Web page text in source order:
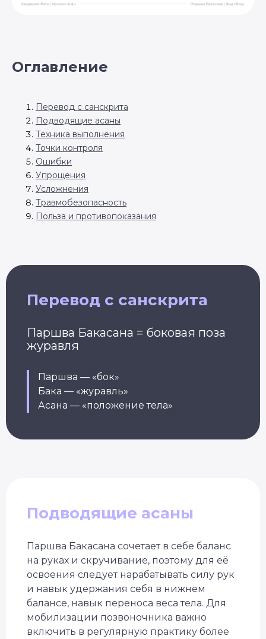
Оглавление
Перевод с санскрита
Подводящие асаны
Техника выполнения
Точки контроля
Ошибки
Упрощения
Усложнения
Травмобезопасность
Польза и противопоказания
Перевод с санскрита
Паршва Бакасана = боковая поза
журавля
Паршва — «бок»
Бака — «журавль»
Асана — «положение тела»
Подводящие асаны
Паршва Бакасана сочетает в себе баланс
на руках и скручивание, поэтому для её
освоения следует нарабатывать силу рук
и навык удержания себя в нижнем
балансе, навык переноса веса тела. Для
мобилизации позвоночника важно
включить в регулярную практику более